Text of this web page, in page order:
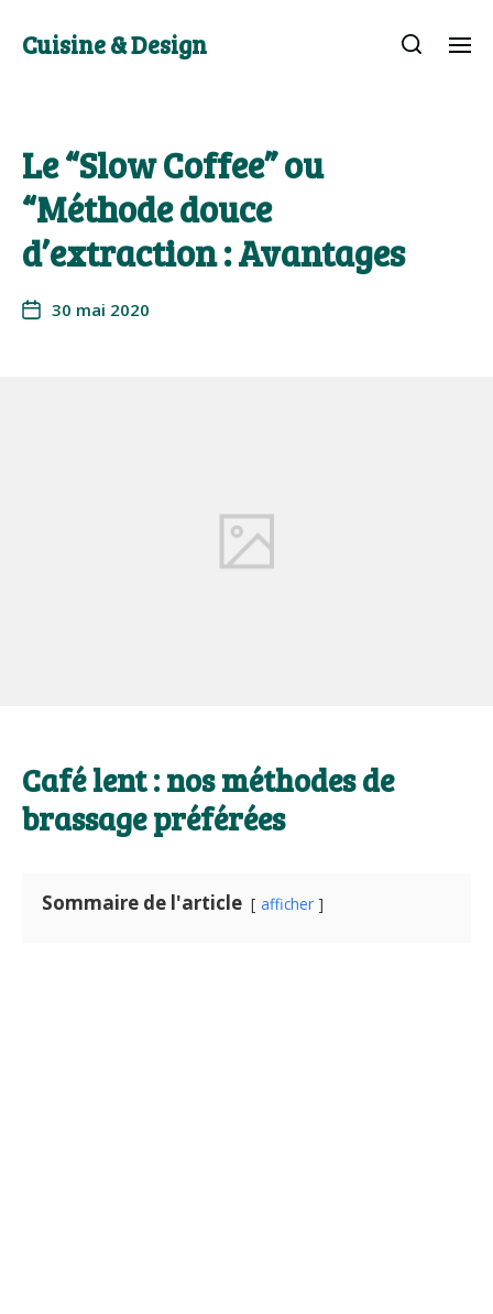
Cuisine & Design
Le “Slow Coffee” ou
“Méthode douce
d’extraction : Avantages
30 mai 2020
Café lent : nos méthodes de
brassage préférées
Sommaire de l'article afficher